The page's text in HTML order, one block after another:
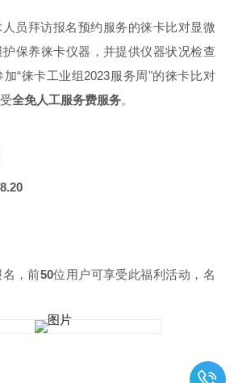
员拜访报名预约服务的徕卡比对显微
保养徕卡仪器，并提供仪器状况检查
“徕卡工业组2023服务周"的徕卡比对
全免人工服务费服务。
，前50位用户可享受此福利活动，名